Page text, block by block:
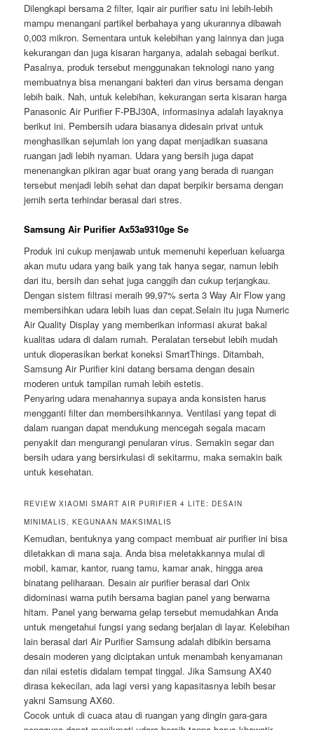
Dilengkapi bersama 2 filter, Iqair air purifier satu ini lebih-lebih
mampu menangani partikel berbahaya yang ukurannya dibawah
0,003 mikron. Sementara untuk kelebihan yang lainnya dan juga
kekurangan dan juga kisaran harganya, adalah sebagai berikut.
Pasalnya, produk tersebut menggunakan teknologi nano yang
membuatnya bisa menangani bakteri dan virus bersama dengan
lebih baik. Nah, untuk kelebihan, kekurangan serta kisaran harga
Panasonic Air Purifier F-PBJ30A, informasinya adalah layaknya
berikut ini. Pembersih udara biasanya didesain privat untuk
menghasilkan sejumlah ion yang dapat menjadikan suasana
ruangan jadi lebih nyaman. Udara yang bersih juga dapat
menenangkan pikiran agar buat orang yang berada di ruangan
tersebut menjadi lebih sehat dan dapat berpikir bersama dengan
jernih serta terhindar berasal dari stres.
Samsung Air Purifier Ax53a9310ge Se
Produk ini cukup menjawab untuk memenuhi keperluan keluarga
akan mutu udara yang baik yang tak hanya segar, namun lebih
dari itu, bersih dan sehat juga canggih dan cukup terjangkau.
Dengan sistem filtrasi meraih 99,97% serta 3 Way Air Flow yang
membersihkan udara lebih luas dan cepat.Selain itu juga Numeric
Air Quality Display yang memberikan informasi akurat bakal
kualitas udara di dalam rumah. Peralatan tersebut lebih mudah
untuk dioperasikan berkat koneksi SmartThings. Ditambah,
Samsung Air Purifier kini datang bersama dengan desain
moderen untuk tampilan rumah lebih estetis.
Penyaring udara menahannya supaya anda konsisten harus
mengganti filter dan membersihkannya. Ventilasi yang tepat di
dalam ruangan dapat mendukung mencegah segala macam
penyakit dan mengurangi penularan virus. Semakin segar dan
bersih udara yang bersirkulasi di sekitarmu, maka semakin baik
untuk kesehatan.
REVIEW XIAOMI SMART AIR PURIFIER 4 LITE: DESAIN
MINIMALIS, KEGUNAAN MAKSIMALIS
Kemudian, bentuknya yang compact membuat air purifier ini bisa
diletakkan di mana saja. Anda bisa meletakkannya mulai di
mobil, kamar, kantor, ruang tamu, kamar anak, hingga area
binatang peliharaan. Desain air purifier berasal dari Onix
didominasi warna putih bersama bagian panel yang berwarna
hitam. Panel yang berwarna gelap tersebut memudahkan Anda
untuk mengetahui fungsi yang sedang berjalan di layar. Kelebihan
lain berasal dari Air Purifier Samsung adalah dibikin bersama
desain moderen yang diciptakan untuk menambah kenyamanan
dan nilai estetis didalam tempat tinggal. Jika Samsung AX40
dirasa kekecilan, ada lagi versi yang kapasitasnya lebih besar
yakni Samsung AX60.
Cocok untuk di cuaca atau di ruangan yang dingin gara-gara